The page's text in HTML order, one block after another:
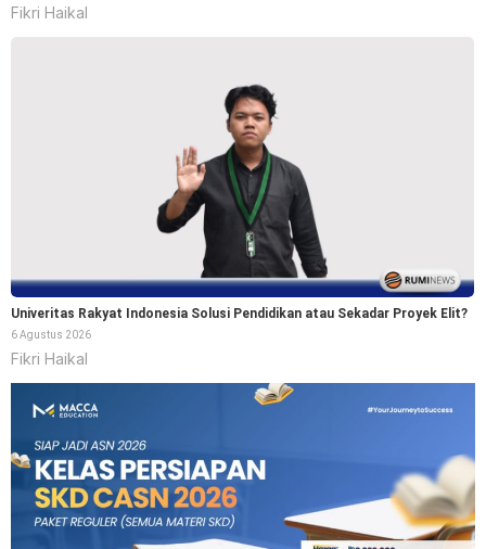
Fikri Haikal
Univeritas Rakyat Indonesia Solusi Pendidikan atau Sekadar Proyek Elit?
6 Agustus 2026
Fikri Haikal